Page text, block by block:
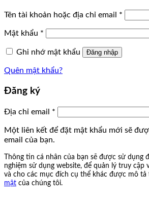
Tên tài khoản hoặc địa chỉ email *
Mật khẩu *
Ghi nhớ mật khẩu Đăng nhập
Quên mật khẩu?
Đăng ký
Địa chỉ email *
Một liên kết để đặt mật khẩu mới sẽ
email của bạn.
Thông tin cá nhân của bạn sẽ được sử dụng
nghiệm sử dụng website, để quản lý truy cập
và cho các mục đích cụ thể khác được mô tả
mật của chúng tôi.